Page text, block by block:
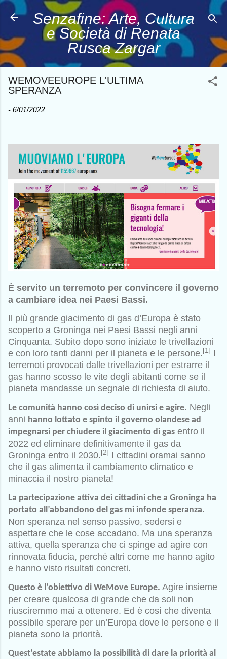
Passa ai contenuti principali
Senzafine: Arte, Cultura
e Società di Renata
Rusca Zargar
WEMOVEEUROPE L'ULTIMA
SPERANZA
- 6/01/2022
È servito un terremoto per convincere il governo
a cambiare idea nei Paesi Bassi.
Il più grande giacimento di gas d’Europa è stato
scoperto a Groninga nei Paesi Bassi negli anni
Cinquanta. Subito dopo sono iniziate le trivellazioni
e con loro tanti danni per il pianeta e le persone. [1] I
terremoti provocati dalle trivellazioni per estrarre il
gas hanno scosso le vite degli abitanti come se il
pianeta mandasse un segnale di richiesta di aiuto.
Le comunità hanno così deciso di unirsi e agire. Negli
anni hanno lottato e spinto il governo olandese ad
impegnarsi per chiudere il giacimento di gas entro il
2022 ed eliminare definitivamente il gas da
Groninga entro il 2030. [2] I cittadini oramai sanno
che il gas alimenta il cambiamento climatico e
minaccia il nostro pianeta!
La partecipazione attiva dei cittadini che a Groninga ha
portato all’abbandono del gas mi infonde speranza.
Non speranza nel senso passivo, sedersi e
aspettare che le cose accadano. Ma una speranza
attiva, quella speranza che ci spinge ad agire con
rinnovata fiducia, perché altri come me hanno agito
e hanno visto risultati concreti.
Questo è l’obiettivo di WeMove Europe. Agire insieme
per creare qualcosa di grande che da soli non
riusciremmo mai a ottenere. Ed è così che diventa
possibile sperare per un’Europa dove le persone e il
pianeta sono la priorità.
Quest’estate abbiamo la possibilità di dare la priorità al